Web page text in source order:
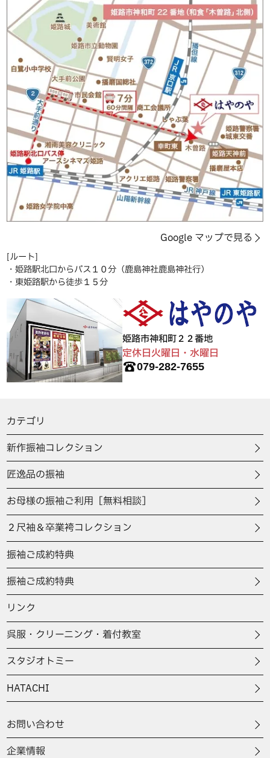
Google マップで見る
[ルート]
・姫路駅北口からバス１０分（鹿島神社鹿島神社行）
・東姫路駅から徒歩１５分
姫路市神和町２２番地
定休日火曜日・水曜日
079-282-7655
カテゴリ
新作振袖コレクション
匠逸品の振袖
お母様の振袖ご利用［無料相談］
２尺袖＆卒業袴コレクション
振袖ご成約特典
振袖ご成約特典
リンク
呉服・クリーニング・着付教室
スタジオトミー
HATACHI
お問い合わせ
企業情報